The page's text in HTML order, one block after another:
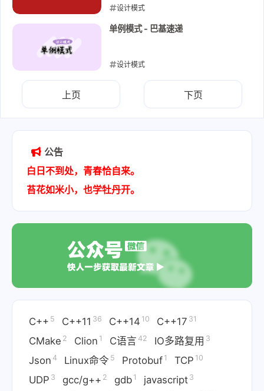
设计模式
2022-09-01
单例模式 - 巴基速递
设计模式
2022-09-01
上页 下页
公告
白日不到处，青春恰自来。
苔花如米小，也学牡丹开。
C++ 5 C++11 36 C++14 10 C++17 31
CMake 2 Clion 1 C语言 42 IO多路复用 3
Json 4 Linux命令 5 Protobuf 1 TCP 10
UDP 3 gcc/g++ 2 gdb 1 javascript 3